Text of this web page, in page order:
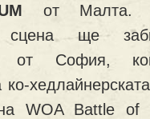
от Малта.
сцена ще
от София,
ко-
WOA Battle of